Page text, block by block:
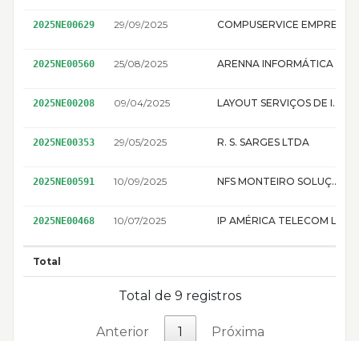
2025NE00629 29/09/2025
2025NE00560 25/08/2025
2025NE00208 09/04/2025 LAYOUT SERVIÇOS DE INFORMÁTICA PROCESSAMENTO DE DADOS LTDA. EPP
2025NE00353 29/05/2025 R. S. SARGES LTDA
2025NE00591 10/09/2025 NFS MONTEIRO SOLUÇÕES TECH LTDA
2025NE00468 10/07/2025
Total
Total de 9 registros
Anterior 1 Próxima